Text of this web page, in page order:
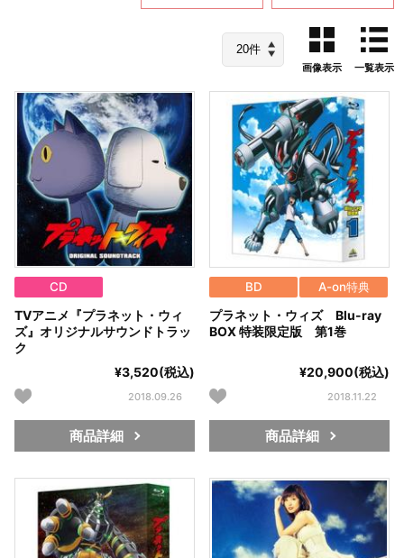
画像表示 一覧表示
CD
TVアニメ『プラネット・ウィ
ズ』オリジナルサウンドトラッ
ク
¥3,520(税込)
2018.09.26
商品詳細
BD A-on特典
プラネット・ウィズ Blu-ray
BOX 特装限定版 第1巻
¥20,900(税込)
2018.11.22
商品詳細